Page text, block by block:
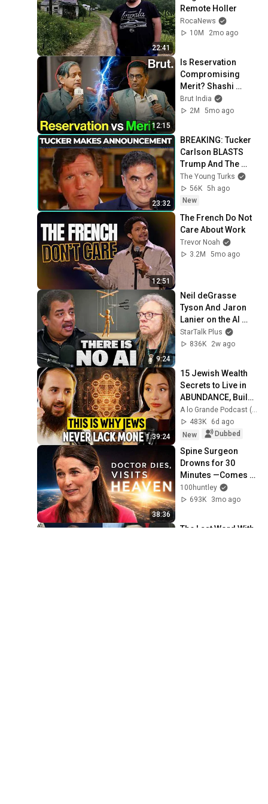
22:41
Remote Holler
RocaNews
10M
2mo ago
12:15
Is Reservation
Compromising
Merit? Shashi
Tharoor & D.Y.
Chandrachud
Brut India
2M
5mo ago
23:32
BREAKING: Tucker
Carlson BLASTS
Trump And The
Uniparty
The Young Turks
56K 5h ago
New
12:51
The French Do Not
Care About Work
Trevor Noah
3.2M
5mo ago
9:24
Neil deGrasse
Tyson And Jaron
Lanier on the AI
Illusion
StarTalk Plus
836K
2w ago
1:39:24
15 Jewish Wealth
Secrets to Live in
ABUNDANCE, Build
RICHES and Never
Worry About
MONEY
A lo Grande Podcast (con Marian Gamboa)
483K
6d ago
New
Dubbed
38:36
Spine Surgeon
Drowns for 30
Minutes —Comes
Back With a List
100huntley
693K
3mo ago
The Last Word With